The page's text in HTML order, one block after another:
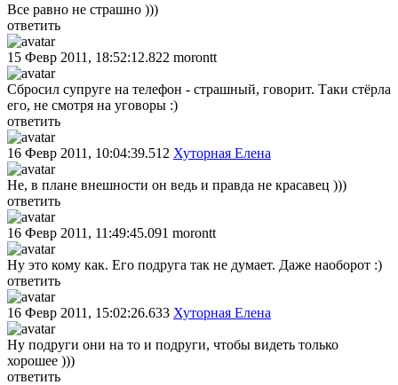
Все равно не страшно )))
ответить
15 Февр 2011, 18:52:12.822 morontt
Сбросил супруге на телефон - страшный, говорит. Таки стёрла
его, не смотря на уговоры :)
ответить
16 Февр 2011, 10:04:39.512 Хуторная Елена
Не, в плане внешности он ведь и правда не красавец )))
ответить
16 Февр 2011, 11:49:45.091 morontt
Ну это кому как. Его подруга так не думает. Даже наоборот :)
ответить
16 Февр 2011, 15:02:26.633 Хуторная Елена
Ну подруги они на то и подруги, чтобы видеть только
хорошее )))
ответить